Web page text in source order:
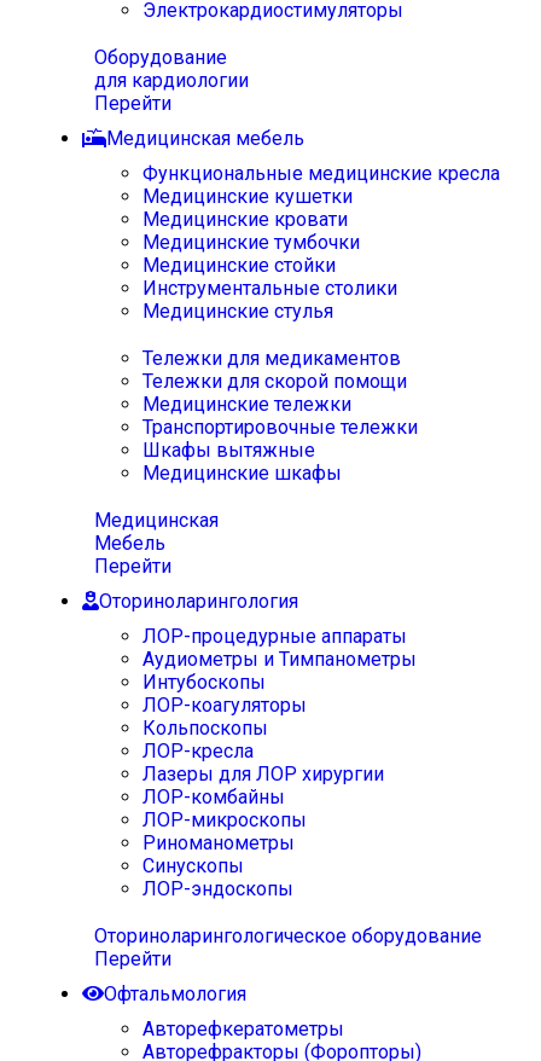
Электрокардиостимуляторы
Оборудование
для кардиологии
Перейти
Медицинская мебель
Функциональные медицинские кресла
Медицинские кушетки
Медицинские кровати
Медицинские тумбочки
Медицинские стойки
Инструментальные столики
Медицинские стулья
Тележки для медикаментов
Тележки для скорой помощи
Медицинские тележки
Транспортировочные тележки
Шкафы вытяжные
Медицинские шкафы
Медицинская
Мебель
Перейти
Оториноларингология
ЛОР-процедурные аппараты
Аудиометры и Тимпанометры
Интубоскопы
ЛОР-коагуляторы
Кольпоскопы
ЛОР-кресла
Лазеры для ЛОР хирургии
ЛОР-комбайны
ЛОР-микроскопы
Риноманометры
Синускопы
ЛОР-эндоскопы
Оториноларингологическое оборудование
Перейти
Офтальмология
Авторефкератометры
Авторефракторы (Форопторы)